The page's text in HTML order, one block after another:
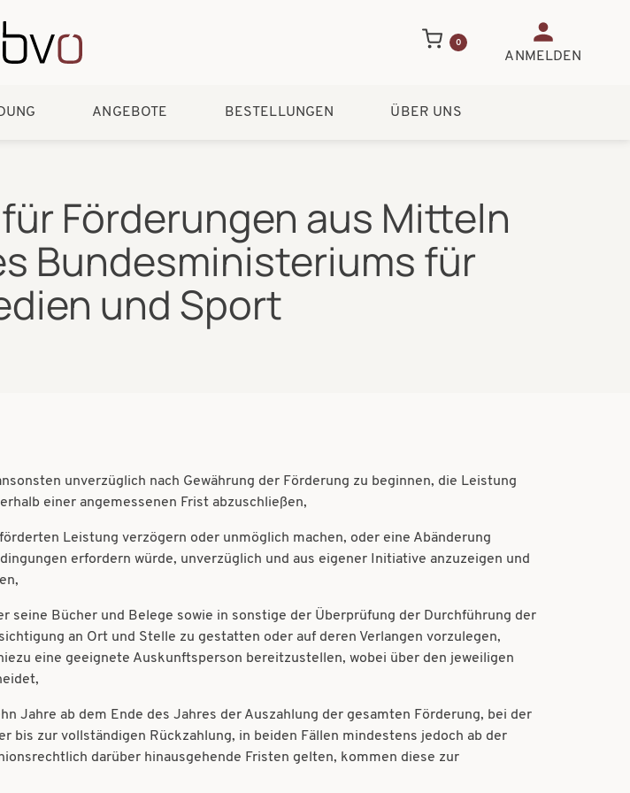
zum Inhalt
0
ANMELDEN
ANGEBOTE BESTELLUNGEN ÜBER UNS
Förderungen aus Mitteln
Bundesministeriums für
und Sport
unverzüglich nach Gewährung der Förderung zu beginnen, die Leistung
einer angemessenen Frist abzuschließen,
Leistung verzögern oder unmöglich machen, oder eine Abänderung
erfordern würde, unverzüglich und aus eigener Initiative anzuzeigen und
seine Bücher und Belege sowie in sonstige der Überprüfung der Durchführung der
an Ort und Stelle zu gestatten oder auf deren Verlangen vorzulegen,
eine geeignete Auskunftsperson bereitzustellen, wobei über den jeweiligen
Jahre ab dem Ende des Jahres der Auszahlung der gesamten Förderung, bei der
bis zur vollständigen Rückzahlung, in beiden Fällen mindestens jedoch ab der
darüber hinausgehende Fristen gelten, kommen diese zur